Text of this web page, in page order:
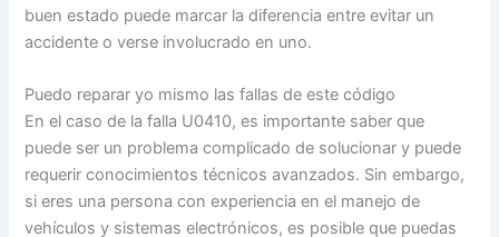
buen estado puede marcar la diferencia entre evitar un
accidente o verse involucrado en uno.
Puedo reparar yo mismo las fallas de este código
En el caso de la falla U0410, es importante saber que
puede ser un problema complicado de solucionar y puede
requerir conocimientos técnicos avanzados. Sin embargo,
si eres una persona con experiencia en el manejo de
vehículos y sistemas electrónicos, es posible que puedas